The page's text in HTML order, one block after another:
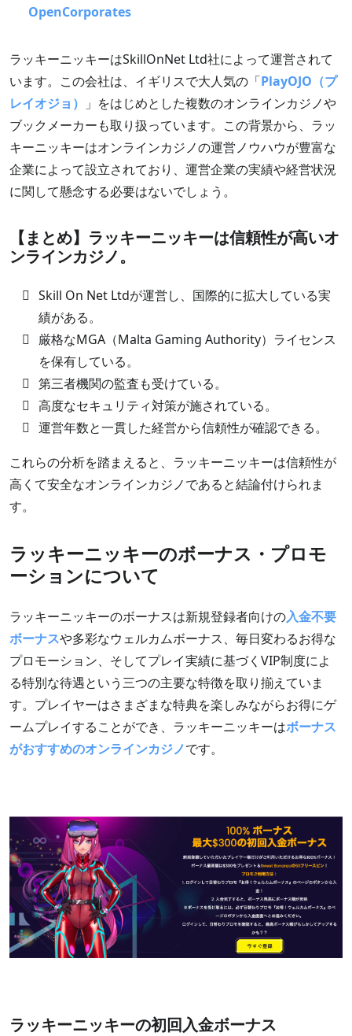
OpenCorporates
ラッキーニッキーはSkillOnNet Ltd社によって運営されて
います。この会社は、イギリスで大人気の「PlayOJO（プ
レイオジョ）
」をはじめとした複数のオンラインカジノや
ブックメーカーも取り扱っています。この背景から、ラッ
キーニッキーはオンラインカジノの運営ノウハウが豊富な
企業によって設立されており、運営企業の実績や経営状況
に関して懸念する必要はないでしょう。
【まとめ】ラッキーニッキーは信頼性が高いオ
ンラインカジノ。
Skill On Net Ltdが運営し、国際的に拡大している実
績がある。
厳格なMGA（Malta Gaming Authority）ライセンス
を保有している。
第三者機関の監査も受けている。
高度なセキュリティ対策が施されている。
運営年数と一貫した経営から信頼性が確認できる。
これらの分析を踏まえると、ラッキーニッキーは信頼性が
高くて安全なオンラインカジノであると結論付けられま
す。
ラッキーニッキーのボーナス・プロモ
ーションについて
ラッキーニッキーのボーナスは新規登録者向けの入金不要
ボーナスや多彩なウェルカムボーナス、毎日変わるお得な
プロモーション、そしてプレイ実績に基づくVIP制度によ
る特別な待遇という三つの主要な特徴を取り揃えていま
す。プレイヤーはさまざまな特典を楽しみながらお得にゲ
ームプレイすることができ、ラッキーニッキーはボーナス
がおすすめのオンラインカジノです。
ラッキーニッキーの初回入金ボーナス